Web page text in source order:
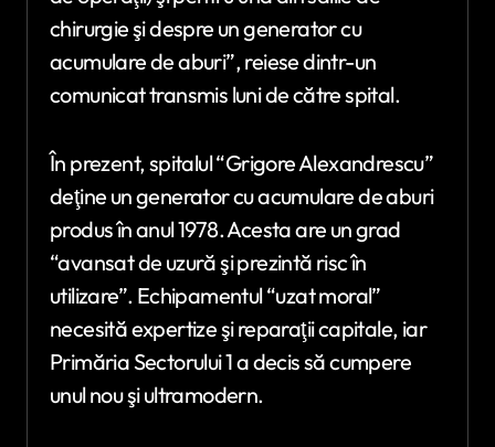
chirurgie şi despre un generator cu
acumulare de aburi”, reiese dintr-un
comunicat transmis luni de către spital.
În prezent, spitalul “Grigore Alexandrescu”
deţine un generator cu acumulare de aburi
produs în anul 1978. Acesta are un grad
“avansat de uzură şi prezintă risc în
utilizare”. Echipamentul “uzat moral”
necesită expertize şi reparaţii capitale, iar
Primăria Sectorului 1 a decis să cumpere
unul nou şi ultramodern.